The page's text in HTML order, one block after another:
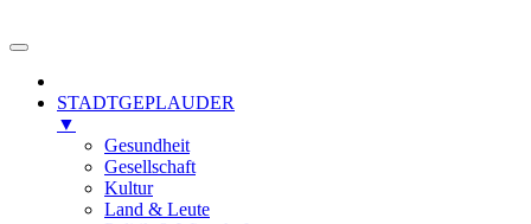
STADTGEPLAUDER
▼
Gesundheit
Gesellschaft
Kultur
Land & Leute